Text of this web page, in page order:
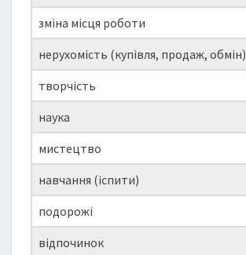
зміна місця роботи
нерухомість (купівля, продаж, обмін)
творчість
наука
мистецтво
навчання (іспити)
подорожі
відпочинок